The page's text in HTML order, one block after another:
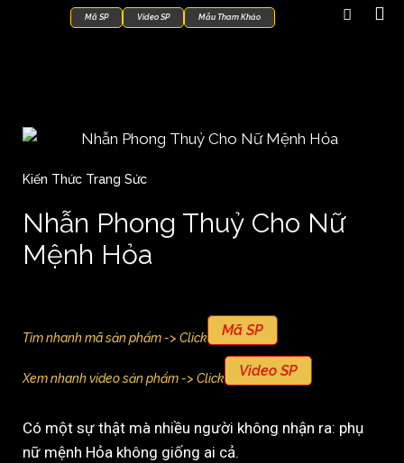
Mã SP Video SP Mẫu Tham Khảo
Kiến Thức Trang Sức
Nhẫn Phong Thuỷ Cho Nữ
Mệnh Hỏa
Tìm nhanh mã sản phẩm -> Click Mã SP
Xem nhanh video sản phẩm -> Click Video SP
Có một sự thật mà nhiều người không nhận ra: phụ
nữ mệnh Hỏa không giống ai cả.